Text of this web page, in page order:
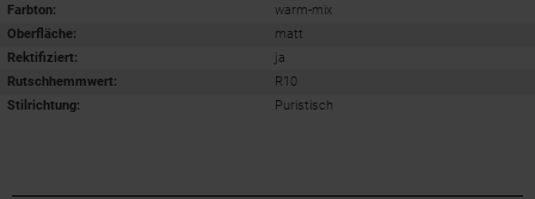
Farbton:
warm-mix
Oberfläche:
matt
Rektifiziert:
ja
Rutschhemmwert:
R10
Stilrichtung: Puristisch